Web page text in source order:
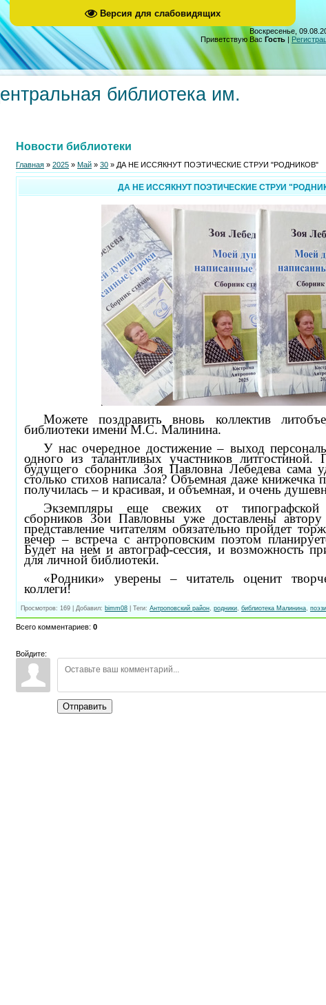
Версия для слабовидящих
Воскресенье,
Приветствую Вас Гость |
библиотека им.
Новости библиотеки
Главная » 2025 » Май » 30 » ДА НЕ ИССЯКНУТ ПОЭТИЧЕСКИЕ СТРУИ "РОДНИКОВ"
ДА НЕ ИССЯКНУТ ПОЭТИЧЕСКИЕ СТРУИ
Можете поздравить вновь коллектив
библиотеки имени М.С. Малинина.
У нас очередное достижение – выход
одного из талантливых участников литгостиной.
будущего сборника Зоя Павловна Лебедева сама
столько стихов написала? Объемная даже книжечка
получилась – и красивая, и объемная, и очень
Экземпляры еще свежих от типографской
сборников Зои Павловны уже доставлены
представление читателям обязательно пройдет
вечер – встреча с антроповским поэтом
Будет на нем и автограф-сессия, и возможность
для личной библиотеки.
«Родники» уверены – читатель оценит
коллеги!
Просмотров: 169 Добавил: bimm08 Теги: Антроповский район, родники, библиотека Малинина,
Всего комментариев: 0
Войдите:
Отправить